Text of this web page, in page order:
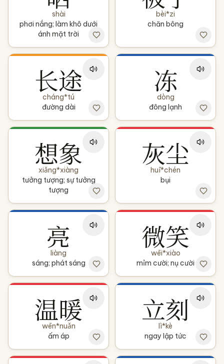
shài
phơi nắng; làm khô dưới
ánh mặt trời
bèi*zi
chăn bông
长途
cháng*tú
đường dài
冻
dòng
đông lạnh
想象
xiǎng*xiàng
tưởng tượng; sự tưởng
tượng
灰尘
huī*chén
bụi
亮
liàng
sáng; phát sáng
微笑
wēi*xiào
mỉm cười; nụ cười
温暖
wēn*nuǎn
ấm áp
立刻
lì*kè
ngay lập tức